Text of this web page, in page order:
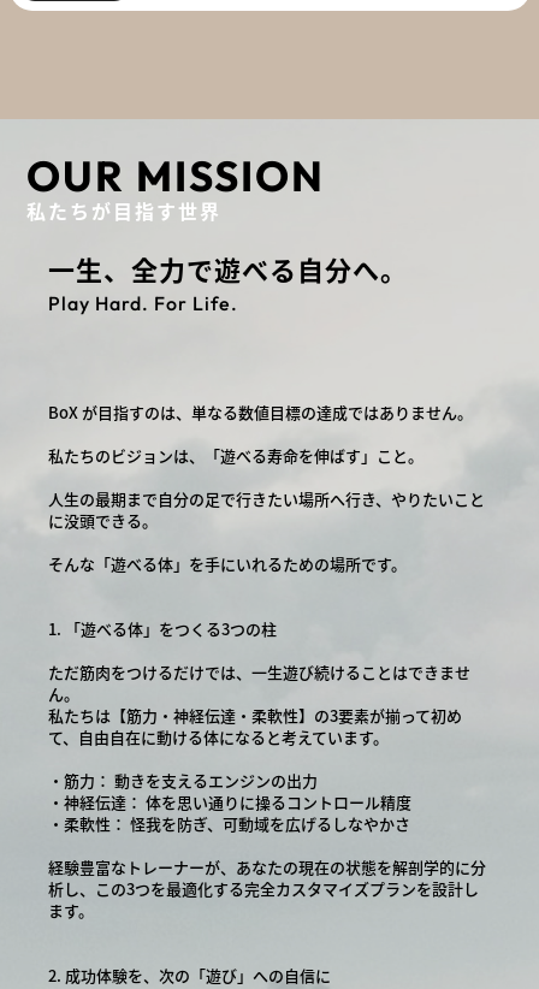
OUR MISSION
私たちが目指す世界
一生、全力で遊べる自分へ。
Play Hard. For Life.
BoX が目指すのは、単なる数値目標の達成ではありません。
私たちのビジョンは、「遊べる寿命を伸ばす」こと。
人生の最期まで自分の足で行きたい場所へ行き、やりたいこと
に没頭できる。
そんな「遊べる体」を手にいれるための場所です。
1. 「遊べる体」をつくる3つの柱
ただ筋肉をつけるだけでは、一生遊び続けることはできませ
ん。
私たちは【筋力・神経伝達・柔軟性】の3要素が揃って初め
て、自由自在に動ける体になると考えています。
・筋力： 動きを支えるエンジンの出力
・神経伝達： 体を思い通りに操るコントロール精度
・柔軟性： 怪我を防ぎ、可動域を広げるしなやかさ
経験豊富なトレーナーが、あなたの現在の状態を解剖学的に分
析し、この3つを最適化する完全カスタマイズプランを設計し
ます。
2. 成功体験を、次の「遊び」への自信に